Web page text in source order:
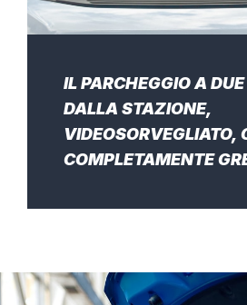
IL PARCHEGGIO A
DALLA STAZIONE,
VIDEOSORVEGLIATO,
COMPLETAMENTE